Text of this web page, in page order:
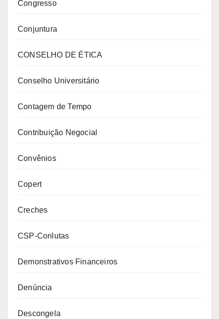
Congresso
Conjuntura
CONSELHO DE ÉTICA
Conselho Universitário
Contagem de Tempo
Contribuição Negocial
Convênios
Copert
Creches
CSP-Conlutas
Demonstrativos Financeiros
Denúncia
Descongela